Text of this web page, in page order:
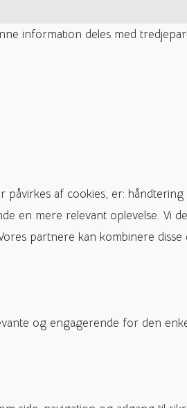
information deles med
af cookies, er:
en mere relevant oplevelse. Vi
partnere kan kombinere disse
og engagerende for den